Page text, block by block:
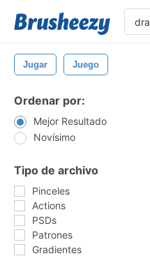
Jugar Juego
Ordenar por:
Mejor Resultado
Novísimo
Tipo de archivo
Pinceles
Actions
PSDs
Patrones
Gradientes